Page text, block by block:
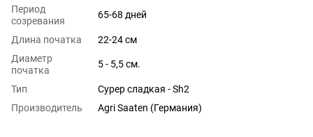
Период
созревания
65-68 дней
Длина початка
22-24 см
Диаметр
початка
5 - 5,5 см.
Тип
Сурер сладкая - Sh2
Производитель
Agri Saaten (Германия)